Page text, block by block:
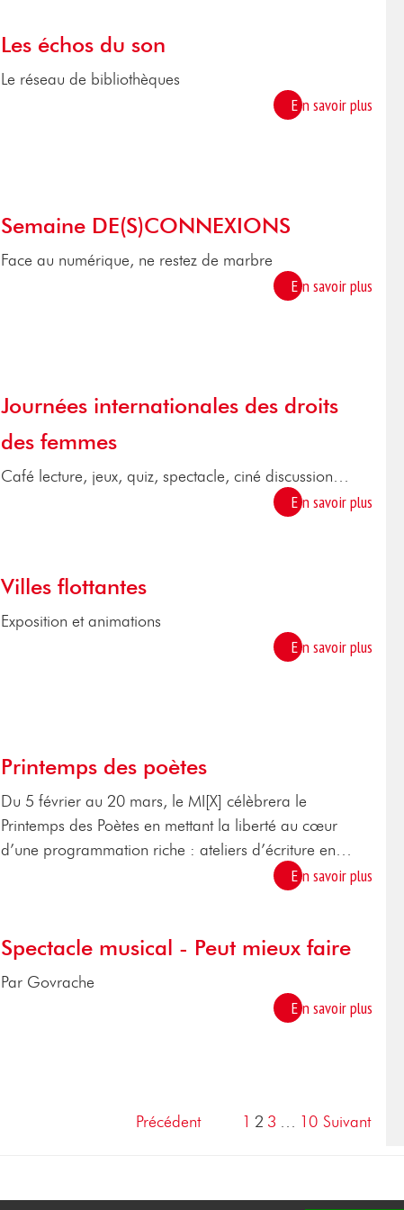
Les échos du son
Le réseau de bibliothèques
En savoir plus
Semaine DE(S)CONNEXIONS
Face au numérique, ne restez de marbre
En savoir plus
Journées internationales des droits
des femmes
Café lecture, jeux, quiz, spectacle, ciné discussion…
En savoir plus
Villes flottantes
Exposition et animations
En savoir plus
Printemps des poètes
Du 5 février au 20 mars, le MI[X] célèbrera le
Printemps des Poètes en mettant la liberté au cœur
d’une programmation riche : ateliers d’écriture en…
En savoir plus
Spectacle musical - Peut mieux faire
Par Govrache
En savoir plus
Précédent 2 3 … 10 Suivant